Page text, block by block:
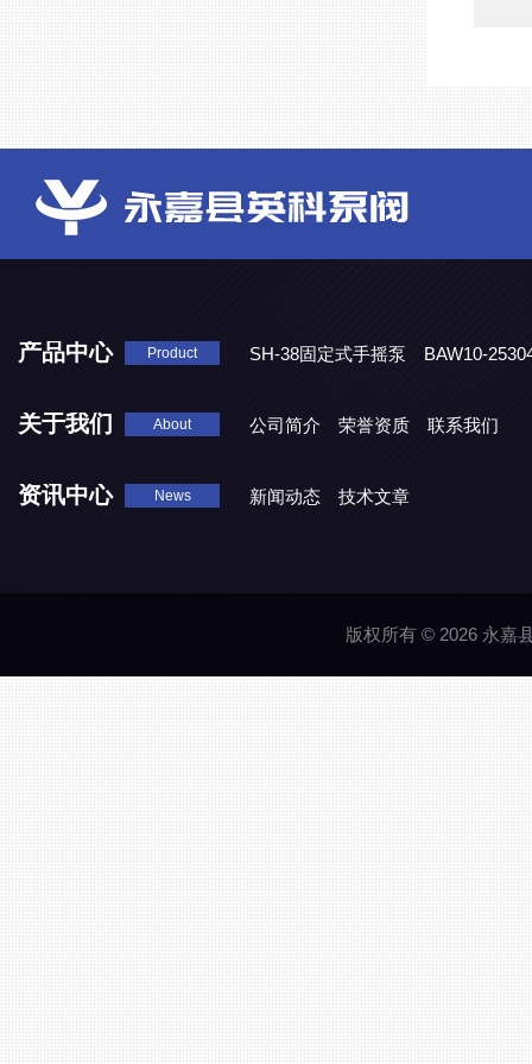
产品中心 Product SH-38固定式手摇泵
BAW10-
关于我们 About 公司简介 荣誉资质 联系我们
资讯中心 News 新闻动态 技术文章
版权所有 © 2026 永嘉